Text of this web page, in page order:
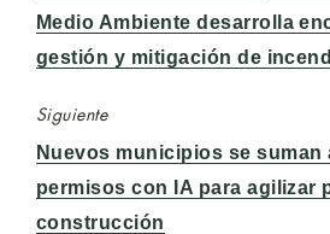
anterior:
Medio Ambiente desarrolla
gestión y mitigación de
Siguiente
Entrada
siguiente:
Nuevos municipios se suman
permisos con IA para agilizar
construcción